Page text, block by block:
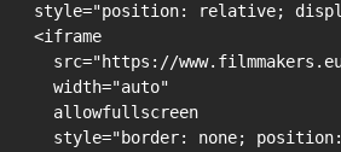
style="position: relative;
  <iframe
src="https://
    width="auto"
    allowfullscreen
style="border: none;